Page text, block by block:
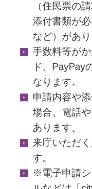
（住民票の
添付書類が
など）があり
手数料等が
ド、PayPay
なります。
申請内容や
場合、電話
あります。
来庁いただ
す。
※電子申請シ